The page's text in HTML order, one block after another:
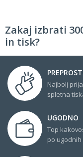
Zakaj izbrati
in tisk?
Najbolj
spletna
UGODNO
Top
po ugodnih